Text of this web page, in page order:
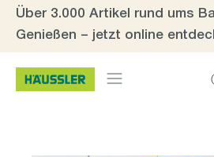
Zum Hauptinhalt springen
Über 3.000 Artikel rund ums
Genießen – jetzt online